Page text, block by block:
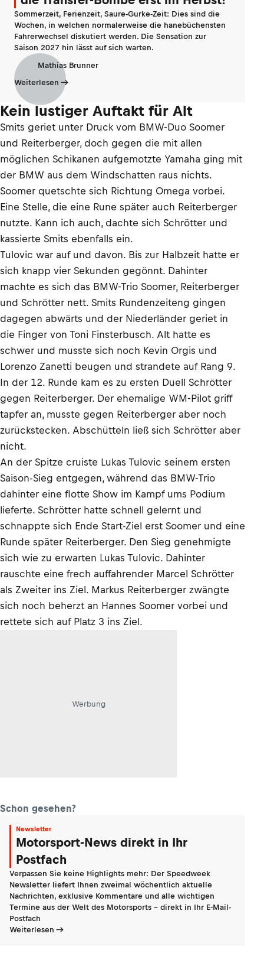
Sommerzeit, Ferienzeit, Saure-Gurke-Zeit: Dies sind die
Wochen, in welchen normalerweise die hanebüchensten
Fahrerwechsel diskutiert werden. Die Sensation zur
Saison 2027 hin lässt auf sich warten.
Mathias Brunner
Weiterlesen
Kein lustiger Auftakt für Alt
Smits geriet unter Druck vom BMW-Duo Soomer
und Reiterberger, doch gegen die mit allen
möglichen Schikanen aufgemotzte Yamaha ging mit
der BMW aus dem Windschatten raus nichts.
Soomer quetschte sich Richtung Omega vorbei.
Eine Stelle, die eine Rune später auch Reiterberger
nutzte. Kann ich auch, dachte sich Schrötter und
kassierte Smits ebenfalls ein.
Tulovic war auf und davon. Bis zur Halbzeit hatte er
sich knapp vier Sekunden gegönnt. Dahinter
machte es sich das BMW-Trio Soomer, Reiterberger
und Schrötter nett. Smits Rundenzeiteng gingen
dagegen abwärts und der Niederländer geriet in
die Finger von Toni Finsterbusch. Alt hatte es
schwer und musste sich noch Kevin Orgis und
Lorenzo Zanetti beugen und strandete auf Rang 9.
In der 12. Runde kam es zu ersten Duell Schrötter
gegen Reiterberger. Der ehemalige WM-Pilot griff
tapfer an, musste gegen Reiterberger aber noch
zurückstecken. Abschütteln ließ sich Schrötter aber
nicht.
An der Spitze cruiste Lukas Tulovic seinem ersten
Saison-Sieg entgegen, während das BMW-Trio
dahinter eine flotte Show im Kampf ums Podium
lieferte. Schrötter hatte schnell gelernt und
schnappte sich Ende Start-Ziel erst Soomer und eine
Runde später Reiterberger. Den Sieg genehmigte
sich wie zu erwarten Lukas Tulovic. Dahinter
rauschte eine frech auffahrender Marcel Schrötter
als Zweiter ins Ziel. Markus Reiterberger zwängte
sich noch beherzt an Hannes Soomer vorbei und
rettete sich auf Platz 3 ins Ziel.
Werbung
Schon gesehen?
Newsletter
Motorsport-News direkt in Ihr
Postfach
Verpassen Sie keine Highlights mehr: Der Speedweek
Newsletter liefert Ihnen zweimal wöchentlich aktuelle
Nachrichten, exklusive Kommentare und alle wichtigen
Termine aus der Welt des Motorsports - direkt in Ihr E-Mail-
Postfach
Weiterlesen